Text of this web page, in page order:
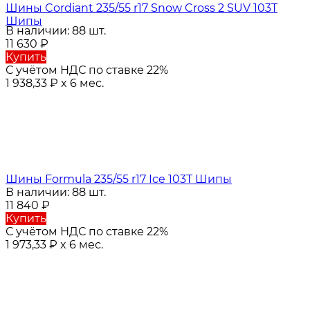
Шины Cordiant 235/55 r17 Snow Cross 2 SUV 103T
Шипы
В наличии: 88 шт.
11 630 ₽
Купить
С учётом НДС по ставке 22%
1 938,33 ₽ x 6 мес.
Шины Formula 235/55 r17 Ice 103T Шипы
В наличии: 88 шт.
11 840 ₽
Купить
С учётом НДС по ставке 22%
1 973,33 ₽ x 6 мес.